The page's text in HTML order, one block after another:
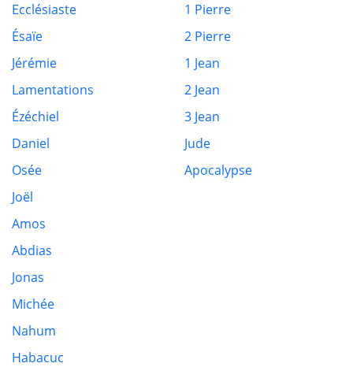
Ecclésiaste
Ésaïe
Jérémie
Lamentations
Ézéchiel
Daniel
Osée
Joël
Amos
Abdias
Jonas
Michée
Nahum
Habacuc
1 Pierre
2 Pierre
1 Jean
2 Jean
3 Jean
Jude
Apocalypse